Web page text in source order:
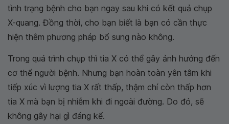
tình trạng bệnh cho bạn ngay sau khi có kết quả chụp
X-quang. Đồng thời, cho bạn biết là bạn có cần thực
hiện thêm phương pháp bổ sung nào không.
Trong quá trình chụp thì tia X có thể gây ảnh hưởng đến
cơ thể người bệnh. Nhưng bạn hoàn toàn yên tâm khi
tiếp xúc vì lượng tia X rất thấp, thậm chí còn thấp hơn
tia X mà bạn bị nhiễm khi đi ngoài đường. Do đó, sẽ
không gây hại gì đáng kể.